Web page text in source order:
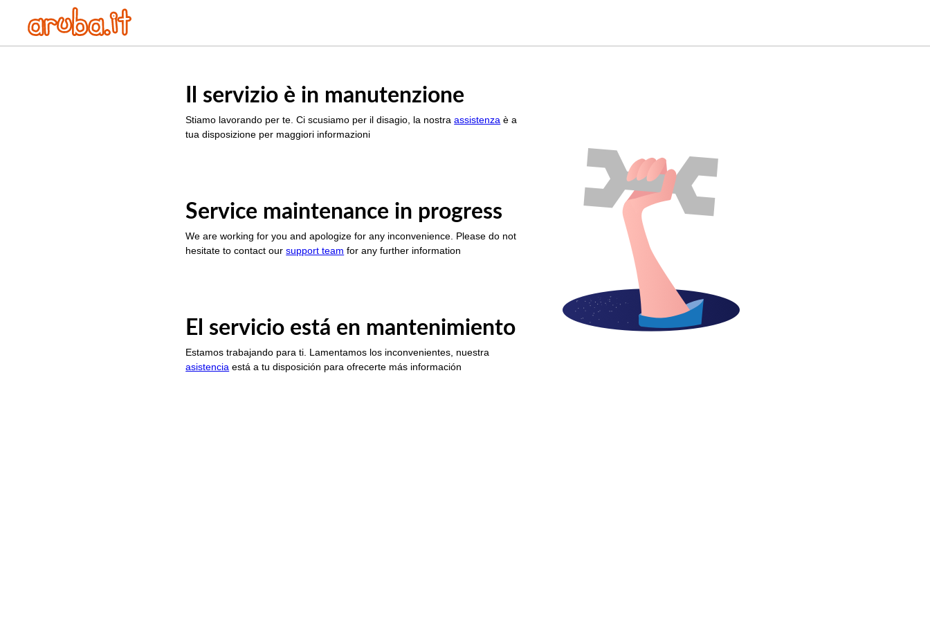
Il servizio è in manutenzione
Stiamo lavorando per te. Ci scusiamo per il disagio, la nostraassistenza è a
tua disposizione per maggiori informazioni
Service maintenance in progress
We are working for you and apologize for any inconvenience. Please do not
hesitate to contact oursupport team for any further information
El servicio está en mantenimiento
Estamos trabajando para ti. Lamentamos los inconvenientes, nuestra
asistencia está a tu disposición para ofrecerte más información